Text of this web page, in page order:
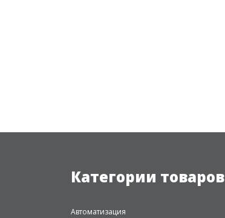
Категории товаров
Автоматизация